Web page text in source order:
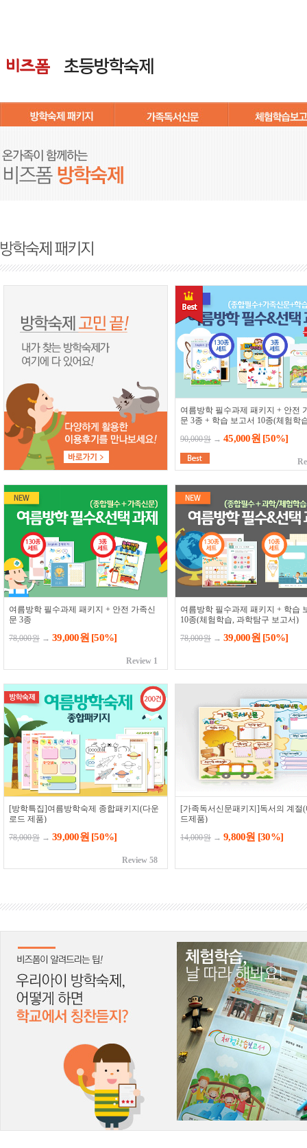
여름방학 필수과제 패키지 + 안전
문 3종 + 학습 보고서 10종(체험학
90,000원 → 45,000원 [50%]
여름방학 필수과제 패키지 + 안전 가족신
문 3종
78,000원 → 39,000원 [50%]
Review 1
여름방학 필수과제 패키지 + 학습
10종(체험학습, 과학탐구 보고서)
78,000원 → 39,000원 [50%]
[방학특집]여름방학숙제 종합패키지(다운
로드 제품)
78,000원 → 39,000원 [50%]
Review 58
[가족독서신문패키지]독서의 계절
드제품)
14,000원 → 9,800원 [30%]